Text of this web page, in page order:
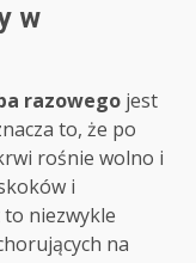
w
razowego jest
to, że po
rośnie wolno i
i
to niezwykle
na